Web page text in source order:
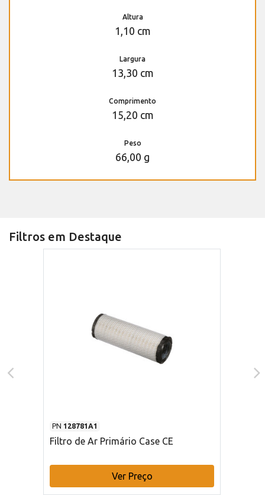
Altura
1,10 cm
Largura
13,30 cm
Comprimento
15,20 cm
Peso
66,00 g
Filtros em Destaque
PN 128781A1
Filtro de Ar Primário Case CE
Ver Preço